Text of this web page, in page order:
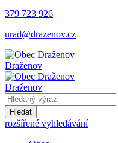
379 723 926
urad@drazenov.cz
Draženov
Draženov
Hledat
rozšířené vyhledávání